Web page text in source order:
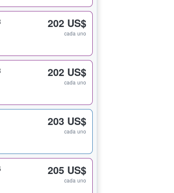
202 US$
cada uno
202 US$
cada uno
203 US$
cada uno
205 US$
cada uno